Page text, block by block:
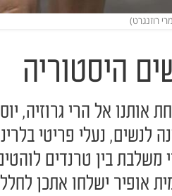
רוזנגרט)
היסטוריה
אותנו אל הרי גרוזיה,
לנשים, נעלי פריטי
משלבת בין טרנדים
אופיר ישלחו אתכן